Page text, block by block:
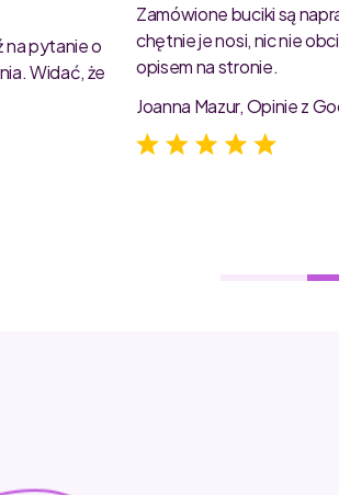
na pytanie o
Widać, że
Zamówione buciki są
chętnie je nosi, nic nie
opisem na stronie.
Joanna Mazur, Opinie z